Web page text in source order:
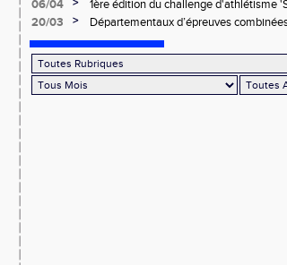
06/04
1ère édition du challenge d'athlétisme
EA/PO du CSM Clamart athlétisme
20/03 > Départementaux d’épreuves